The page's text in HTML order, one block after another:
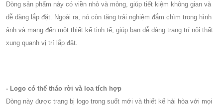
Dòng sản phẩm này có viền nhỏ và mỏng, giúp tiết kiệm không gian và
dễ dàng lắp đặt. Ngoài ra, nó còn tăng trải nghiệm đắm chìm trong hình
ảnh và mang đến một thiết kế tinh tế, giúp bạn dễ dàng trang trí nội thất
xung quanh vị trí lắp đặt.
- Logo có thể tháo rời và loa tích hợp
Dòng này được trang bị logo trong suốt mới và thiết kế hài hòa với mọi